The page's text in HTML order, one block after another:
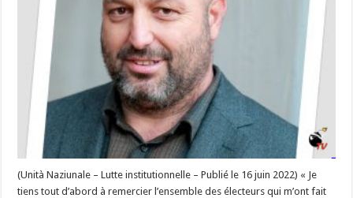
serait
pas
compréhensible
pour
l’ensemble
de
mes
électeurs
que
je
fasse
personnellement
un
autre
choix
que
celui
de
l’abstention »
(Unità Naziunale – Lutte institutionnelle – Publié le 16 juin 2022) « Je
tiens tout d’abord à remercier l’ensemble des électeurs qui m’ont fait